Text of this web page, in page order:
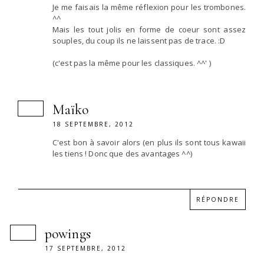
Je me faisais la même réflexion pour les trombones.
^^
Mais les tout jolis en forme de coeur sont assez
souples, du coup ils ne laissent pas de trace. :D
(c'est pas la même pour les classiques. ^^' )
Maïko
18 SEPTEMBRE, 2012
C'est bon à savoir alors (en plus ils sont tous kawaii
les tiens ! Donc que des avantages ^^)
RÉPONDRE
powings
17 SEPTEMBRE, 2012